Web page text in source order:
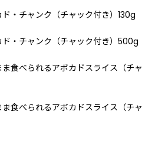
・チャンク（チャック付き）130g
ド・チャンク（チャック付き）500g
食べられるアボカドスライス（チャ
食べられるアボカドスライス（チャ